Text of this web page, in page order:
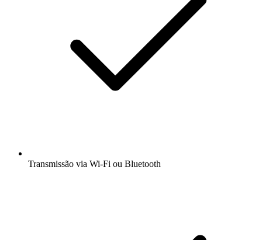
Transmissão via Wi-Fi ou Bluetooth